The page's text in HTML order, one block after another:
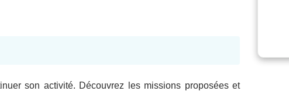
son activité. Découvrez les missions proposées et